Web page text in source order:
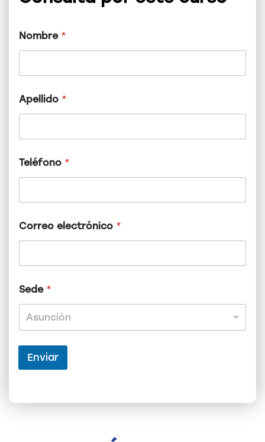
Nombre *
Apellido *
Teléfono *
C
o
r
o
*
Correo electrónico *
Sede *
Asunción
Enviar